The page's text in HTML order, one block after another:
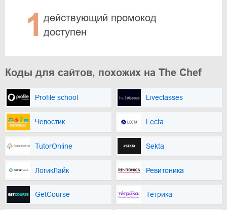
1 действующий промокод
доступен
Коды для сайтов, похожих на The Chef
Profile school Liveclasses
Чевостик Lecta
TutorOnline Sekta
ЛогикЛайк Ревитоника
GetCourse Тетрика